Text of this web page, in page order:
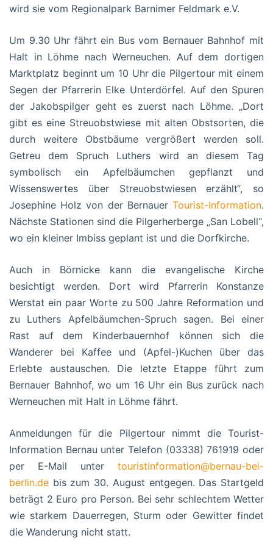
wird sie vom Regionalpark Barnimer Feldmark e.V.
Um 9.30 Uhr fährt ein Bus vom Bernauer Bahnhof mit
Halt in Löhme nach Werneuchen. Auf dem dortigen
Marktplatz beginnt um 10 Uhr die Pilgertour mit einem
Segen der Pfarrerin Elke Unterdörfel. Auf den Spuren
der Jakobspilger geht es zuerst nach Löhme. „Dort
gibt es eine Streuobstwiese mit alten Obstsorten, die
durch weitere Obstbäume vergrößert werden soll.
Getreu dem Spruch Luthers wird an diesem Tag
symbolisch ein Apfelbäumchen gepflanzt und
Wissenswertes über Streuobstwiesen erzählt“, so
Josephine Holz von der Bernauer Tourist-Information.
Nächste Stationen sind die Pilgerherberge „San Lobell“,
wo ein kleiner Imbiss geplant ist und die Dorfkirche.
Auch in Börnicke kann die evangelische Kirche
besichtigt werden. Dort wird Pfarrerin Konstanze
Werstat ein paar Worte zu 500 Jahre Reformation und
zu Luthers Apfelbäumchen-Spruch sagen. Bei einer
Rast auf dem Kinderbauernhof können sich die
Wanderer bei Kaffee und (Apfel-)Kuchen über das
Erlebte austauschen. Die letzte Etappe führt zum
Bernauer Bahnhof, wo um 16 Uhr ein Bus zurück nach
Werneuchen mit Halt in Löhme fährt.
Anmeldungen für die Pilgertour nimmt die Tourist-
Information Bernau unter Telefon (03338) 761919 oder
per E-Mail unter touristinformation@bernau-bei-
berlin.de bis zum 30. August entgegen. Das Startgeld
beträgt 2 Euro pro Person. Bei sehr schlechtem Wetter
wie starkem Dauerregen, Sturm oder Gewitter findet
die Wanderung nicht statt.